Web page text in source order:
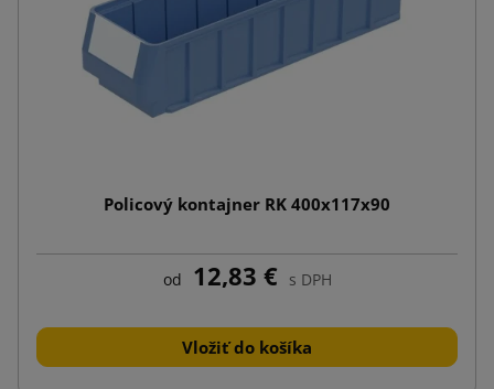
Policový kontajner RK 400x117x90
od 12,83 € s DPH
Vložiť do košíka